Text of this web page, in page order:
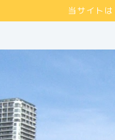
当サイト